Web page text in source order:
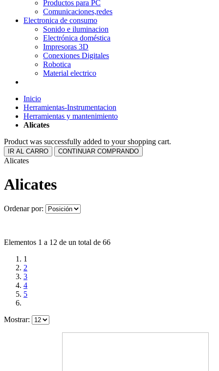
Productos para PC
Comunicaciones,redes
Electronica de consumo
Sonido e iluminacion
Electrónica doméstica
Impresoras 3D
Conexiones Digitales
Robotica
Material electrico
Inicio
Herramientas-Instrumentacion
Herramientas y mantenimiento
Alicates
Product was successfully added to your shopping cart.
IR AL CARRO CONTINUAR COMPRANDO
Alicates
Alicates
Ordenar por:
Elementos 1 a 12 de un total de 66
1
2
3
4
5
Mostrar: